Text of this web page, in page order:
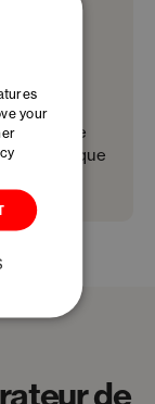
partager
et la
votre
pragmatique
de
your